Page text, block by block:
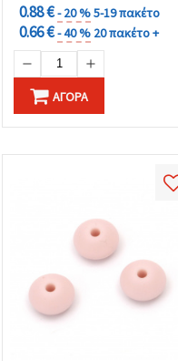
0.88 €- 20 %5-19 πακέτο
0.66 €- 40 % 20 πακέτο +
ΑΓΟΡΆ